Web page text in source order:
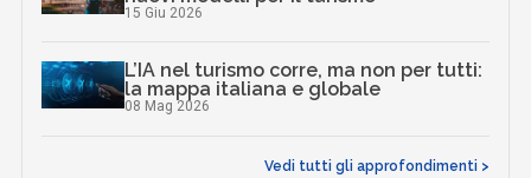
15 Giu 2026
L’IA nel turismo corre, ma non per tutti:
la mappa italiana e globale
08 Mag 2026
Vedi tutti gli approfondimenti >